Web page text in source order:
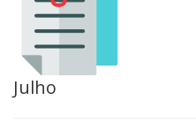
Julho